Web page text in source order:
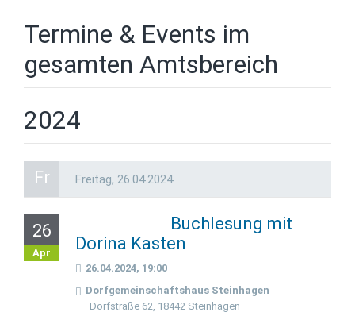
Termine & Events im
gesamten Amtsbereich
2024
Fr Freitag, 26.04.2024
26
Apr
Buchlesung mit
Dorina Kasten
26.04.2024, 19:00
Dorfgemeinschaftshaus Steinhagen
Dorfstraße 62, 18442 Steinhagen